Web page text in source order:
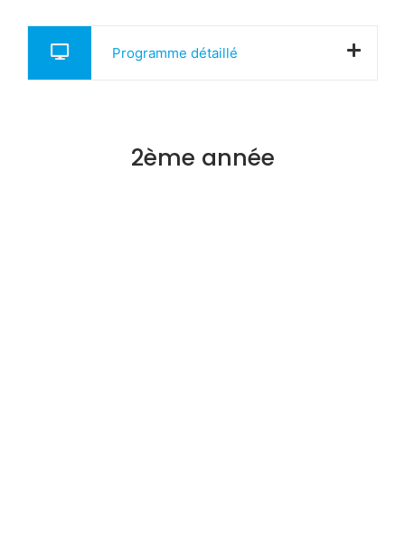
Programme détaillé
2ème année